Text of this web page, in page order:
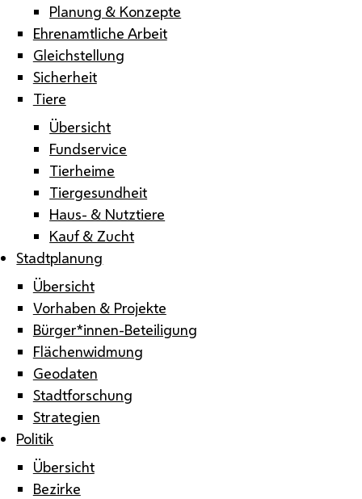
Planung & Konzepte
Ehrenamtliche Arbeit
Gleichstellung
Sicherheit
Tiere
Übersicht
Fundservice
Tierheime
Tiergesundheit
Haus- & Nutztiere
Kauf & Zucht
Stadtplanung
Übersicht
Vorhaben & Projekte
Bürger*innen-Beteiligung
Flächenwidmung
Geodaten
Stadtforschung
Strategien
Politik
Übersicht
Bezirke